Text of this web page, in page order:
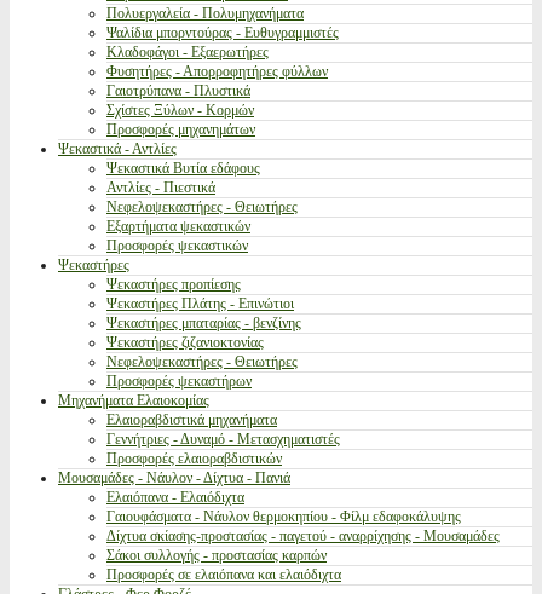
Πολυεργαλεία - Πολυμηχανήματα
Ψαλίδια μπορντούρας - Ευθυγραμμιστές
Κλαδοφάγοι - Εξαερωτήρες
Φυσητήρες - Απορροφητήρες φύλλων
Γαιοτρύπανα - Πλυστικά
Σχίστες Ξύλων - Κορμών
Προσφορές μηχανημάτων
Ψεκαστικά - Αντλίες
Ψεκαστικά Βυτία εδάφους
Αντλίες - Πιεστικά
Νεφελοψεκαστήρες - Θειωτήρες
Εξαρτήματα ψεκαστικών
Προσφορές ψεκαστικών
Ψεκαστήρες
Ψεκαστήρες προπίεσης
Ψεκαστήρες Πλάτης - Επινώτιοι
Ψεκαστήρες μπαταρίας - βενζίνης
Ψεκαστήρες ζιζανιοκτονίας
Νεφελοψεκαστήρες - Θειωτήρες
Προσφορές ψεκαστήρων
Μηχανήματα Ελαιοκομίας
Ελαιοραβδιστικά μηχανήματα
Γεννήτριες - Δυναμό - Μετασχηματιστές
Προσφορές ελαιοραβδιστικών
Μουσαμάδες - Νάυλον - Δίχτυα - Πανιά
Ελαιόπανα - Ελαιόδιχτα
Γαιουφάσματα - Νάυλον θερμοκηπίου - Φίλμ εδαφοκάλυψης
Δίχτυα σκίασης-προστασίας - παγετού - αναρρίχησης - Μουσαμάδες
Σάκοι συλλογής - προστασίας καρπών
Προσφορές σε ελαιόπανα και ελαιόδιχτα